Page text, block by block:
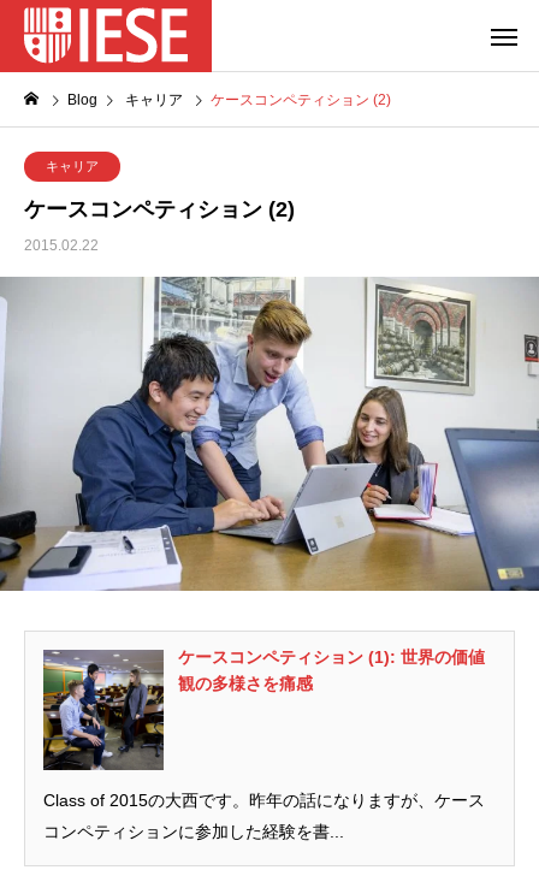
Blog キャリア ケースコンペティション (2)
キャリア
ケースコンペティション (2)
2015.02.22
ケースコンペティション (1): 世界の価値
観の多様さを痛感
Class of 2015の大西です。昨年の話になりますが、ケース
コンペティションに参加した経験を書...